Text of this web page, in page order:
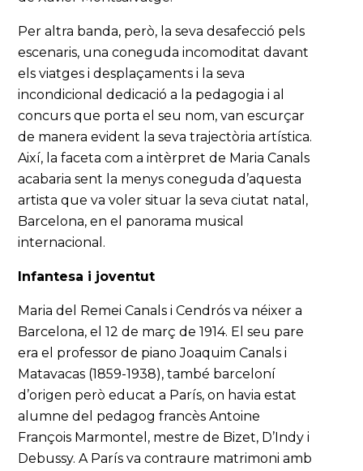
Per altra banda, però, la seva desafecció pels
escenaris, una coneguda incomoditat davant
els viatges i desplaçaments i la seva
incondicional dedicació a la pedagogia i al
concurs que porta el seu nom, van escurçar
de manera evident la seva trajectòria artística.
Així, la faceta com a intèrpret de Maria Canals
acabaria sent la menys coneguda d’aquesta
artista que va voler situar la seva ciutat natal,
Barcelona, en el panorama musical
internacional.
Infantesa i joventut
Maria del Remei Canals i Cendrós va néixer a
Barcelona, el 12 de març de 1914. El seu pare
era el professor de piano Joaquim Canals i
Matavacas (1859-1938), també barceloní
d’origen però educat a París, on havia estat
alumne del pedagog francès Antoine
François Marmontel, mestre de Bizet, D’Indy i
Debussy. A París va contraure matrimoni amb